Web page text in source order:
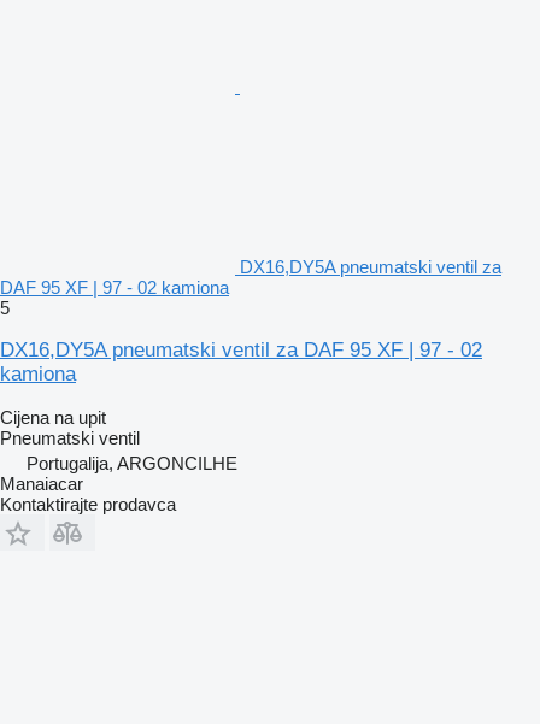
DX16,DY5A pneumatski ventil za
DAF 95 XF | 97 - 02 kamiona
5
DX16,DY5A pneumatski ventil za DAF 95 XF | 97 - 02
kamiona
Cijena na upit
Pneumatski ventil
Portugalija, ARGONCILHE
Manaiacar
Kontaktirajte prodavca